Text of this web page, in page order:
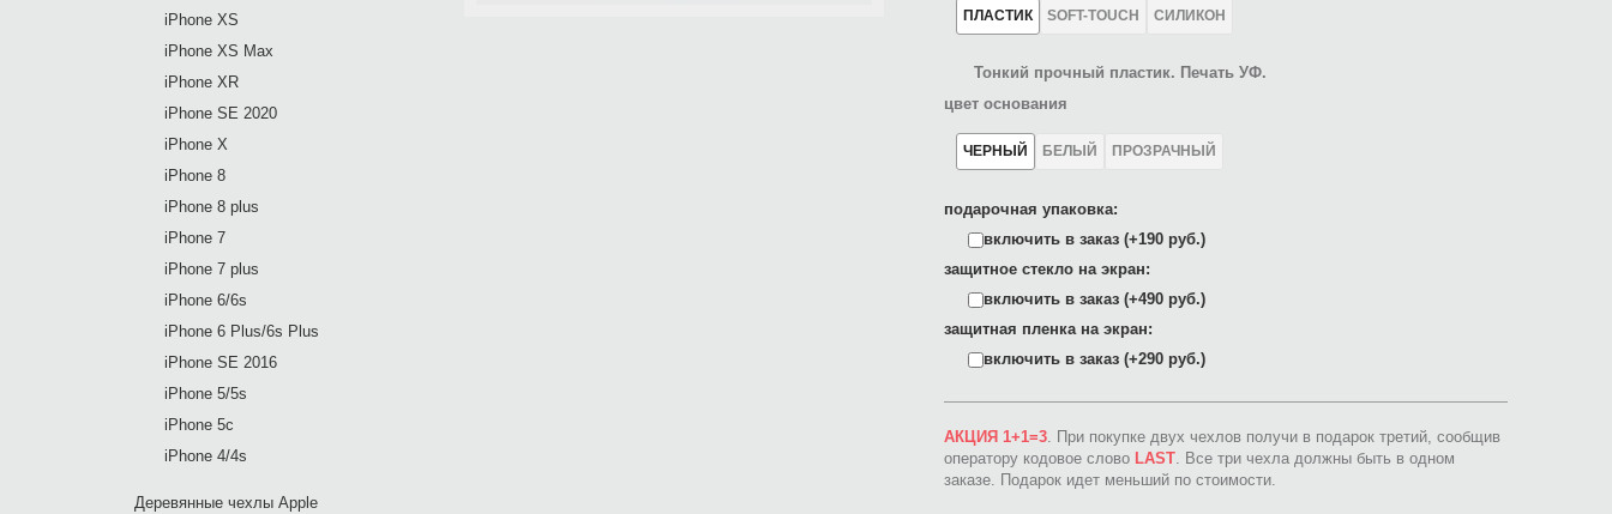
ПЛАСТИК SOFT-TOUCH СИЛИКОН
Тонкий прочный пластик. Печать УФ.
цвет основания
ЧЕРНЫЙ БЕЛЫЙ ПРОЗРАЧНЫЙ
подарочная упаковка:
включить в заказ (+190 руб.)
защитное стекло на экран:
включить в заказ (+490 руб.)
защитная пленка на экран:
включить в заказ (+290 руб.)
АКЦИЯ 1+1=3. При покупке двух чехлов получи в подарок третий, сообщив
оператору кодовое слово LAST. Все три чехла должны быть в одном
заказе. Подарок идет меньший по стоимости.
iPhone XS
iPhone XS Max
iPhone XR
iPhone SE 2020
iPhone X
iPhone 8
iPhone 8 plus
iPhone 7
iPhone 7 plus
iPhone 6/6s
iPhone 6 Plus/6s Plus
iPhone SE 2016
iPhone 5/5s
iPhone 5c
iPhone 4/4s
Деревянные чехлы Apple